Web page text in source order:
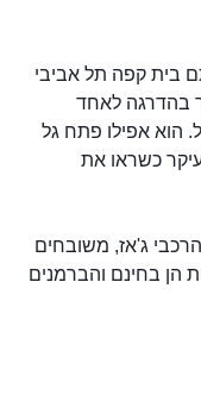
בית קפה תל אביבי
בהדרגה לאחד
הוא אפילו פתח גל
כשראו את
ג'אז, משובחים
הן בחינם והברמנים